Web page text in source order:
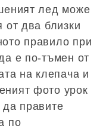
лед може
от два близки
правило при
е по-тъмен от
на клепача и
фото урок
правите
по